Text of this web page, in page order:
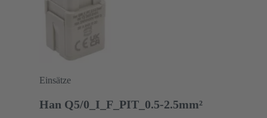
Einsätze
Han Q5/0_I_F_PIT_0.5-2.5mm²